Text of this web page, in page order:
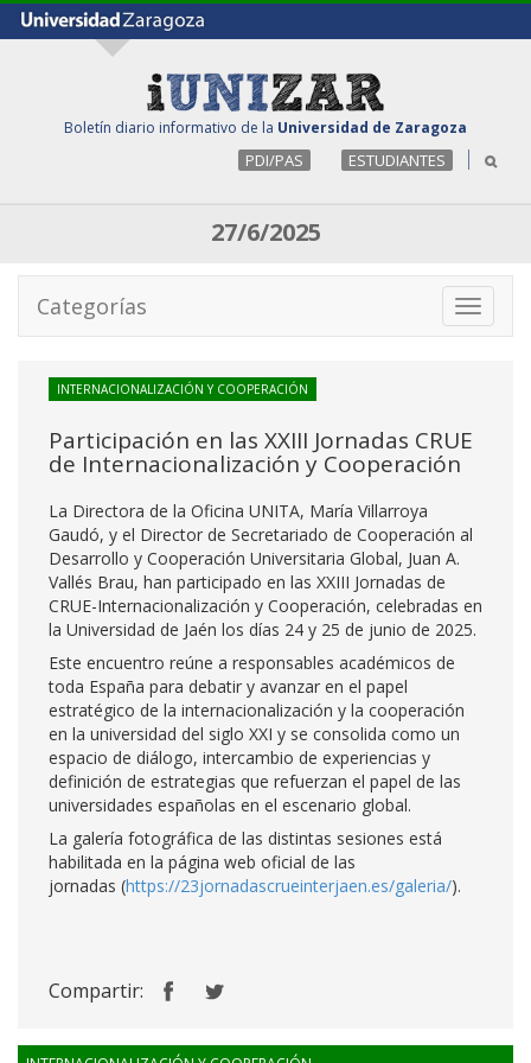
Boletín diario informativo de la Universidad de Zaragoza
PDI/PAS ESTUDIANTES
27/6/2025
Toggle
Categorías
INTERNACIONALIZACIÓN Y COOPERACIÓN
Participación en las XXIII Jornadas CRUE
de Internacionalización y Cooperación
La Directora de la Oficina UNITA, María Villarroya
Gaudó, y el Director de Secretariado de Cooperación al
Desarrollo y Cooperación Universitaria Global, Juan A.
Vallés Brau, han participado en las XXIII Jornadas de
CRUE-Internacionalización y Cooperación, celebradas en
la Universidad de Jaén los días 24 y 25 de junio de 2025.
Este encuentro reúne a responsables académicos de
toda España para debatir y avanzar en el papel
estratégico de la internacionalización y la cooperación
en la universidad del siglo XXI y se consolida como un
espacio de diálogo, intercambio de experiencias y
definición de estrategias que refuerzan el papel de las
universidades españolas en el escenario global.
La galería fotográfica de las distintas sesiones está
habilitada en la página web oficial de las
jornadas (https://23jornadascrueinterjaen.es/galeria/).
Compartir: